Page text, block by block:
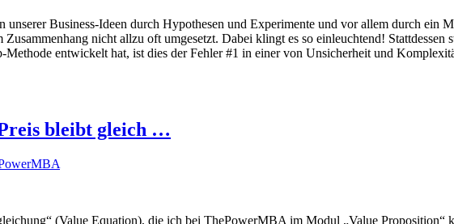
unserer Business-Ideen durch Hypothesen und Experimente und vor allem durch
nicht allzu oft umgesetzt. Dabei klingt es so einleuchtend!
entwickelt hat, ist dies der Fehler #1 in einer von Unsicherheit und
bleibt gleich …
(Value Equation), die ich bei ThePowerMBA im Modul „Value Proposition“